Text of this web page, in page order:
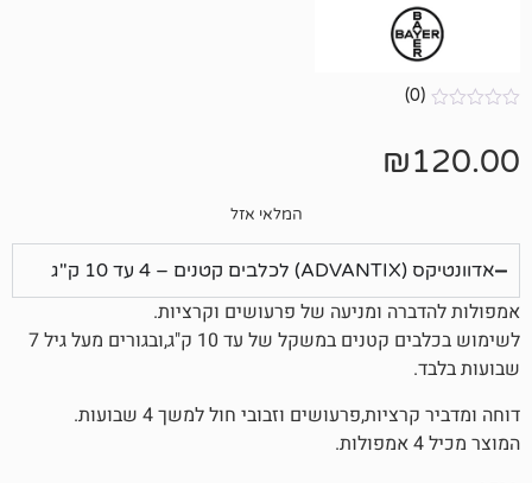
ומניעה של פרעושים וקרציות.
לשימוש בכלבים קטנים במשקל של עד 10 ק"ג,ובגורים מעל גיל 7
וזבובי חול למשך 4 שבועות.